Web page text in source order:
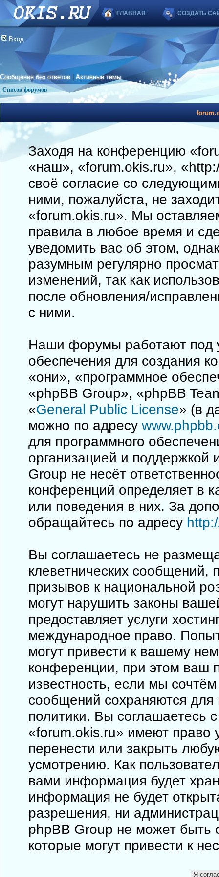
ГЛАВНАЯ СОЗДАТЬ
Вход
Сообщения без ответов |Активные темы
Список форумов
Заходя на конференцию
«наш», «forum.okis.ru»,
своё согласие со
ними, пожалуйста, не
«forum.okis.ru». Мы
правила в любое время и
уведомить вас об этом,
разумным регулярно
изменений, так как
после обновления/
с ними.
Наши форумы работают под
обеспечения для создания
«они», «программное
«phpBB Group», «phpBB
«General Public License» (в
можно по адресу
для программного
организацией и поддержкой
Group не несёт
конференций определяет в
или поведения в них. За
обращайтесь по адресу
Вы соглашаетесь не
клеветнических сообщений,
призывов к национальной
могут нарушить законы
предоставляет услуги
международное право.
могут привести к вашему
конференции, при этом ваш
известность, если мы
сообщений сохраняются для
политики. Вы соглашаетесь
«forum.okis.ru» имеют право
перенести или закрыть
усмотрению. Как
вами информация будет
информация не будет
разрешения, ни
phpBB Group не может быть
которые могут привести к